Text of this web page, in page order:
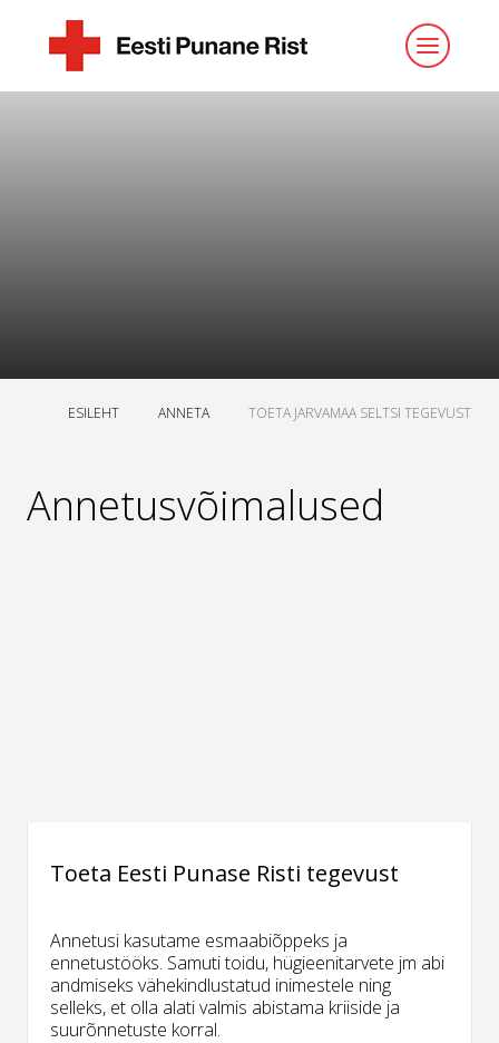
ESILEHT ANNETA TOETA JARVAMAA SELTSI TEGEVUST
Annetusvõimalused
Toeta Eesti Punase Risti tegevust
Annetusi kasutame esmaabiõppeks ja
ennetustööks. Samuti toidu, hügieenitarvete jm abi
andmiseks vähekindlustatud inimestele ning
selleks, et olla alati valmis abistama kriiside ja
suurõnnetuste korral.